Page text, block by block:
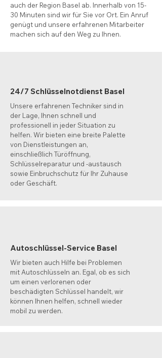
auch der Region Basel ab. Innerhalb von 15-
30 Minuten sind wir für Sie vor Ort. Ein Anruf
genügt und unsere erfahrenen Mitarbeiter
machen sich auf den Weg zu Ihnen.
24/7 Schlüsselnotdienst Basel
Unsere erfahrenen Techniker sind in
der Lage, Ihnen schnell und
professionell in jeder Situation zu
helfen. Wir bieten eine breite Palette
von Dienstleistungen an,
einschließlich Türöffnung,
Schlüsselreparatur und -austausch
sowie Einbruchschutz für Ihr Zuhause
oder Geschäft.
Autoschlüssel-Service Basel
Wir bieten auch Hilfe bei Problemen
mit Autoschlüsseln an. Egal, ob es sich
um einen verlorenen oder
beschädigten Schlüssel handelt, wir
können Ihnen helfen, schnell wieder
mobil zu werden.